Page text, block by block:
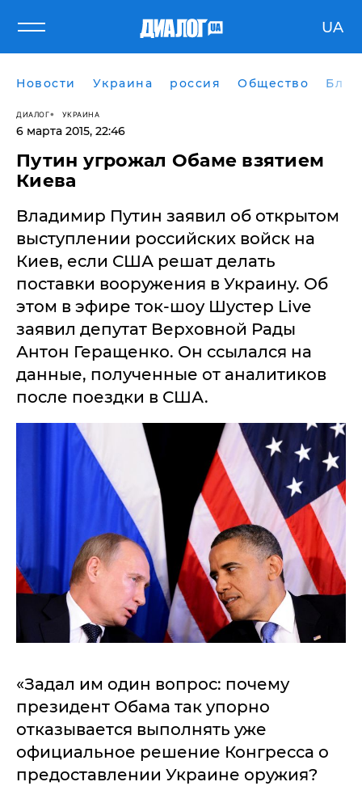
UA
Новости Украина россия Общество
ДИАЛОГ УКРАИНА
6 марта 2015, 22:46
Путин угрожал Обаме взятием
Киева
Владимир Путин заявил об открытом
выступлении российских войск на
Киев, если США решат делать
поставки вооружения в Украину. Об
этом в эфире ток-шоу Шустер Live
заявил депутат Верховной Рады
Антон Геращенко. Он ссылался на
данные, полученные от аналитиков
после поездки в США.
«Задал им один вопрос: почему
президент Обама так упорно
отказывается выполнять уже
официальное решение Конгресса о
предоставлении Украине оружия?